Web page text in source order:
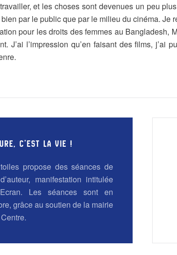
et les choses sont devenues un peu
par le public que par le milieu du cinéma. Je
pour les droits des femmes au Bangladesh,
J’ai l’impression qu’en faisant des films, j’ai
C’EST LA VIE !
propose des séances de
manifestation intitulée
Ecran. Les séances sont en
grâce au soutien de la mairie